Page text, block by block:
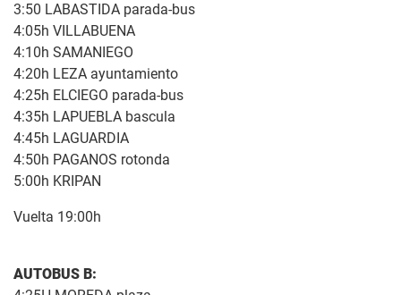
3:50 LABASTIDA parada-bus
4:05h VILLABUENA
4:10h SAMANIEGO
4:20h LEZA ayuntamiento
4:25h ELCIEGO parada-bus
4:35h LAPUEBLA bascula
4:45h LAGUARDIA
4:50h PAGANOS rotonda
5:00h KRIPAN
Vuelta 19:00h
AUTOBUS B: